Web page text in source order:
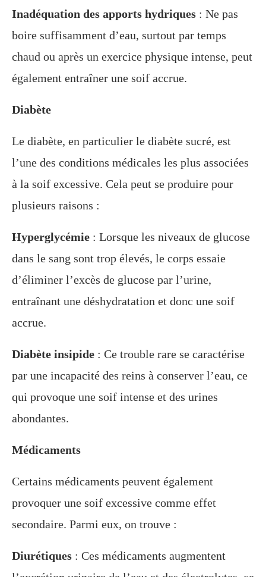
Inadéquation des apports hydriques : Ne pas
boire suffisamment d’eau, surtout par temps
chaud ou après un exercice physique intense, peut
également entraîner une soif accrue.
Diabète
Le diabète, en particulier le diabète sucré, est
l’une des conditions médicales les plus associées
à la soif excessive. Cela peut se produire pour
plusieurs raisons :
Hyperglycémie : Lorsque les niveaux de glucose
dans le sang sont trop élevés, le corps essaie
d’éliminer l’excès de glucose par l’urine,
entraînant une déshydratation et donc une soif
accrue.
Diabète insipide : Ce trouble rare se caractérise
par une incapacité des reins à conserver l’eau, ce
qui provoque une soif intense et des urines
abondantes.
Médicaments
Certains médicaments peuvent également
provoquer une soif excessive comme effet
secondaire. Parmi eux, on trouve :
Diurétiques : Ces médicaments augmentent